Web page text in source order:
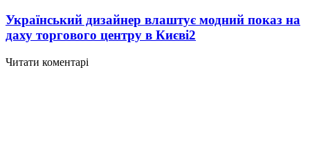
Український дизайнер влаштує модний показ на
даху торгового центру в Києві2
Читати коментарі